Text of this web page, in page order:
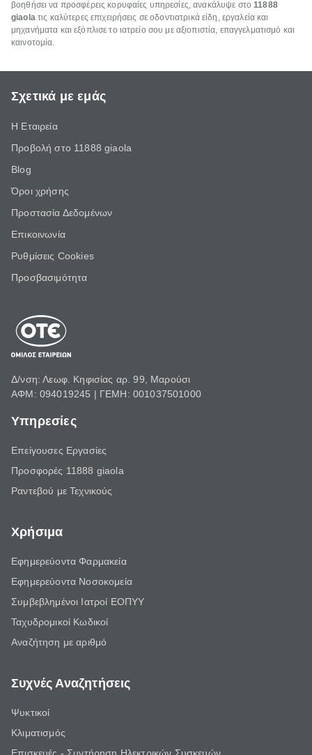
βοηθήσει να προσφέρεις κορυφαίες υπηρεσίες, ανακάλυψε στο11888
giaolaτις καλύτερες επιχειρήσεις σε οδοντιατρικά είδη, εργαλεία και
μηχανήματα και εξόπλισε το ιατρείο σου με αξιοπιστία, επαγγελματισμό και
καινοτομία.
Σχετικά με εμάς
Η Εταιρεία
Προβολή στο 11888 giaola
Blog
Όροι χρήσης
Προστασία Δεδομένων
Επικοινωνία
Ρυθμίσεις Cookies
Προσβασιμότητα
Δ/νση: Λεωφ. Κηφισίας αρ. 99, Μαρούσι
ΑΦΜ: 094019245 | ΓΕΜΗ: 001037501000
Υπηρεσίες
Επείγουσες Εργασίες
Προσφορές 11888 giaola
Ραντεβού με Τεχνικούς
Χρήσιμα
Εφημερεύοντα Φαρμακεία
Εφημερεύοντα Νοσοκομεία
Συμβεβλημένοι Ιατροί ΕΟΠΥΥ
Ταχυδρομικοί Κωδικοί
Αναζήτηση με αριθμό
Συχνές Αναζητήσεις
Ψυκτικοί
Κλιματισμός